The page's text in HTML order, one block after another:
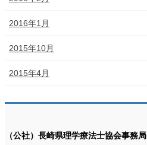
2016年1月
2015年10月
2015年4月
（公社）長崎県理学療法士協会事務局